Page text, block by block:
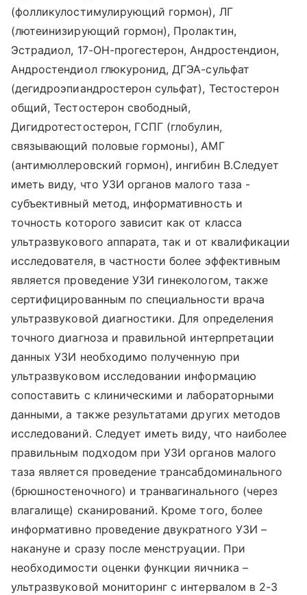
(фолликулостимулирующий гормон), ЛГ
(лютеинизирующий гормон), Пролактин,
Эстрадиол, 17-OH-прогестерон, Андростендион,
Андростендиол глюкуронид, ДГЭА-сульфат
(дегидроэпиандростерон сульфат), Тестостерон
общий, Тестостерон свободный,
Дигидротестостерон, ГСПГ (глобулин,
связывающий половые гормоны), АМГ
(антимюллеровский гормон), ингибин В.Следует
иметь виду, что УЗИ органов малого таза -
субъективный метод, информативность и
точность которого зависит как от класса
ультразвукового аппарата, так и от квалификации
исследователя, в частности более эффективным
является проведение УЗИ гинекологом, также
сертифицированным по специальности врача
ультразвуковой диагностики. Для определения
точного диагноза и правильной интерпретации
данных УЗИ необходимо полученную при
ультразвуковом исследовании информацию
сопоставить с клиническими и лабораторными
данными, а также результатами других методов
исследований. Следует иметь виду, что наиболее
правильным подходом при УЗИ органов малого
таза является проведение трансабдоминального
(брюшностеночного) и транвагинального (через
влагалище) сканирований. Кроме того, более
информативно проведение двукратного УЗИ –
накануне и сразу после менструации. При
необходимости оценки функции яичника –
ультразвуковой мониторинг с интервалом в 2-3